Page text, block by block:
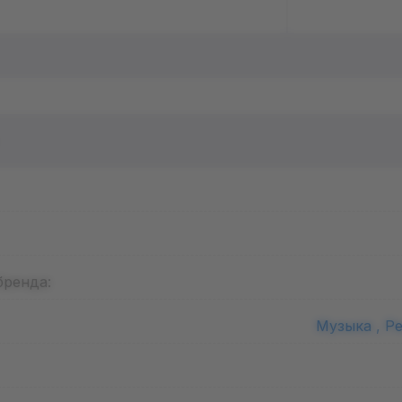
Музыка ,